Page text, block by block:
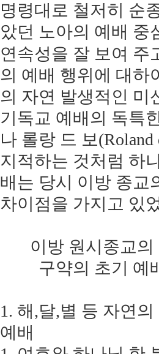
명령대로 철저히 순
았던 노아의 예배 중
연속성을 잘 보여 주
의 예배 행위에 대하
의 자연 발생적인 미
기독교 예배의 독특
나 롤랑 드 보
지적하는 것처럼 하
배는 당시 이방 종교
차이점을 가지고 있
이방 원시종교의
구약의 초기 예
1. 해,달,별 등 자연
예배